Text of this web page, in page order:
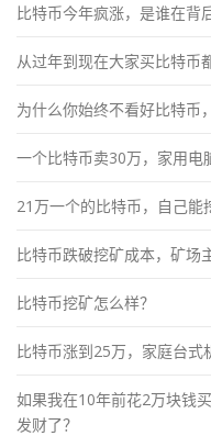
比特币今年疯涨，是谁在背
从过年到现在大家买比特币
为什么你始终不看好比特币
一个比特币卖30万，家用电
21万一个的比特币，自己能
比特币跌破挖矿成本，矿场
比特币挖矿怎么样？
比特币涨到25万，家庭台式
如果我在10年前花2万块钱
发财了？